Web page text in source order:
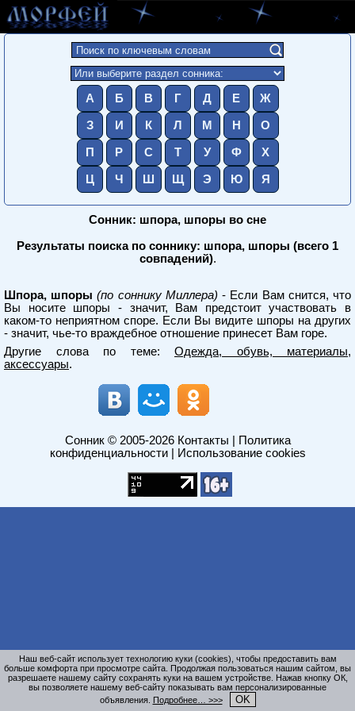
А Б В Г Д Е Ж
З И К Л М Н О
П Р С Т У Ф Х
Ц Ч Ш Щ Э Ю Я
Сонник: шпора, шпоры во сне
Результаты поиска по соннику: шпора, шпоры (всего 1
совпадений).
Шпора, шпоры (по соннику Миллера) - Если Вам снится, что
Вы носите шпоры - значит, Вам предстоит участвовать в
каком-то неприятном споре. Если Вы видите шпоры на других
- значит, чье-то враждебное отношение принесет Вам горе.
Другие слова по теме: Одежда, обувь, материалы,
аксессуары.
Сонник© 2005-2026 Контакты
Политика
конфиденциальности| Использование cookies
Наш веб-сайт использует технологию куки (cookies), чтобы предоставить вам
больше комфорта при просмотре сайта. Продолжая пользоваться нашим сайтом, вы
разрешаете нашему сайту сохранять куки на вашем устройстве. Нажав кнопку ОК,
вы позволяете нашему веб-сайту показывать вам персонализированные
объявления. Подробнее… >>> OK